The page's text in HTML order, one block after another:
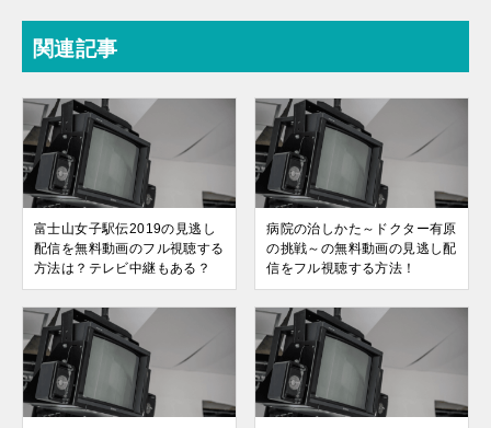
関連記事
富士山女子駅伝2019の見逃し
配信を無料動画のフル視聴する
方法は？テレビ中継もある？
病院の治しかた～ドクター有原
の挑戦～の無料動画の見逃し配
信をフル視聴する方法！